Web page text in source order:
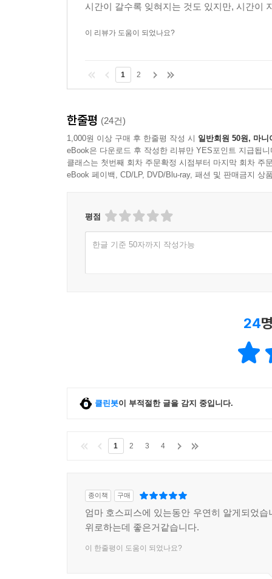
시간이 갈수록 잊혀지는 것도 있지만, 시간이
이 리뷰가 도움이 되었나요?
1 2
한줄평 (24건)
1,000원 이상 구매 후 한줄평 작성 시 일반회원 50원, 마니
eBook은 다운로드 후 작성한 리뷰만 YES포인트 지급됩니
클래스는 첫번째 회차 주문확정 시점부터 마지막 회차 주
eBook 페이백, CD/LP, DVD/Blu-ray, 패션 및 판매금지 상
평점
한글 기준 50자까지 작성가능
24
클린봇이 부적절한 글을 감지 중입니다.
1 2 3 4
종이책 구매
엄마 호스피스에 있는동안 우연히 알게되었습
위로하는데 좋은거같습니다.
이 한줄평이 도움이 되었나요?